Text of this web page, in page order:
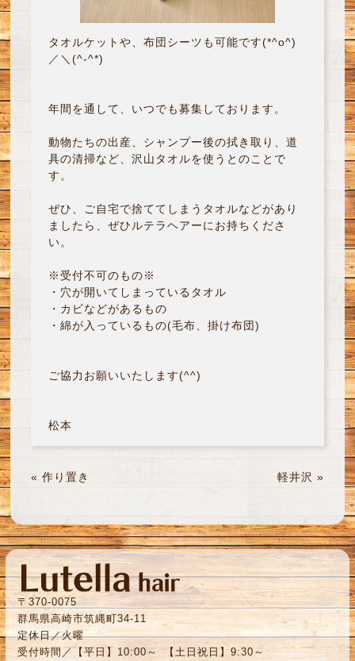
タオルケットや、布団シーツも可能です(*^o^)
／＼(^-^*)
年間を通して、いつでも募集しております。
動物たちの出産、シャンプー後の拭き取り、道
具の清掃など、沢山タオルを使うとのことで
す。
ぜひ、ご自宅で捨ててしまうタオルなどがあり
ましたら、ぜひルテラヘアーにお持ちくださ
い。
※受付不可のもの※
・穴が開いてしまっているタオル
・カビなどがあるもの
・綿が入っているもの(毛布、掛け布団)
ご協力お願いいたします(^^)
松本
« 作り置き 軽井沢 »
〒370-0075
群馬県高崎市筑縄町34-11
定休日／火曜
受付時間／【平日】10:00～ 【土日祝日】9:30～